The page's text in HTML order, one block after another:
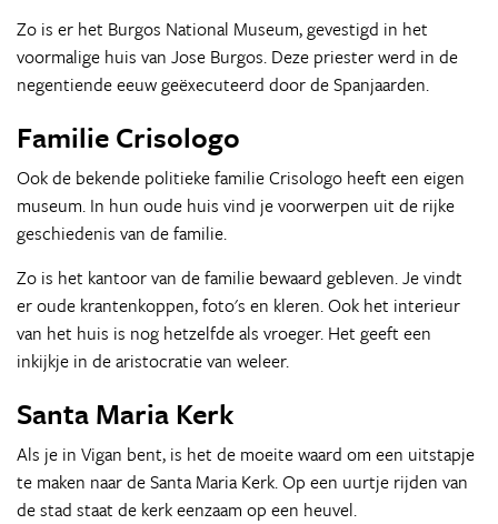
Zo is er het Burgos National Museum, gevestigd in het
voormalige huis van Jose Burgos. Deze priester werd in de
negentiende eeuw geëxecuteerd door de Spanjaarden.
Familie Crisologo
Ook de bekende politieke familie Crisologo heeft een eigen
museum. In hun oude huis vind je voorwerpen uit de rijke
geschiedenis van de familie.
Zo is het kantoor van de familie bewaard gebleven. Je vindt
er oude krantenkoppen, foto's en kleren. Ook het interieur
van het huis is nog hetzelfde als vroeger. Het geeft een
inkijkje in de aristocratie van weleer.
Santa Maria Kerk
Als je in Vigan bent, is het de moeite waard om een uitstapje
te maken naar de Santa Maria Kerk. Op een uurtje rijden van
de stad staat de kerk eenzaam op een heuvel.